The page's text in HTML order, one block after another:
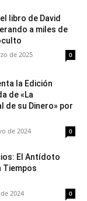
libro de David
a miles de
de 2025 0
la Edición
de «La
de su Dinero» por
de 2024 0
El Antídoto
Tiempos
2024 0